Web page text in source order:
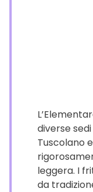
diverse
Tuscolano
leggera. I
da